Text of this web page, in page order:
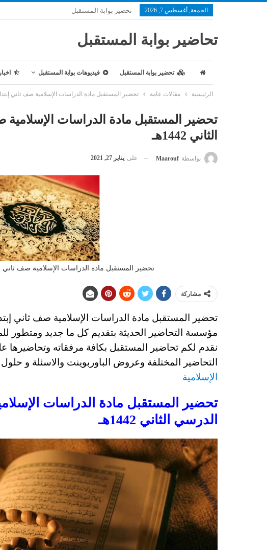
الجمعة, أغسطس 7, 2026 تحضير بوابة المستقبل
تحاضير بوابة المستقبل
تحضير بوابة المستقبل فيديوهات بوابة المستقبل
الرئيسية مقالات عامة تحضير المستقبل مادة الدراسات الإسلامية صف ثاني إبتدائي
تحضير المستقبل مادة الدراسات
الثاني 1442هـ
بواسطة Maarouf على يناير 27, 2021
تحضير المستقبل مادة الدراسات الإسلامية صف ثاني
مشاركة
تحضير المستقبل مادة الدراسات الإسلامية صف ثاني
مؤسسة التحاضير الحديثة بتقديم كل ما جديد ومتطور
نقدم لكم تحاضير المستقبل بكافة مرفقاته وتحاضيرها
التحاضير المختلفة وعروض الباوربوينت والاسئلة و حلول
الإسلامية
تحضير المستقبل مادة الدراسات
الدرسي الثاني 1442هـ